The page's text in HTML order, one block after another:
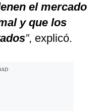
el mercado
y que los
”, explicó.